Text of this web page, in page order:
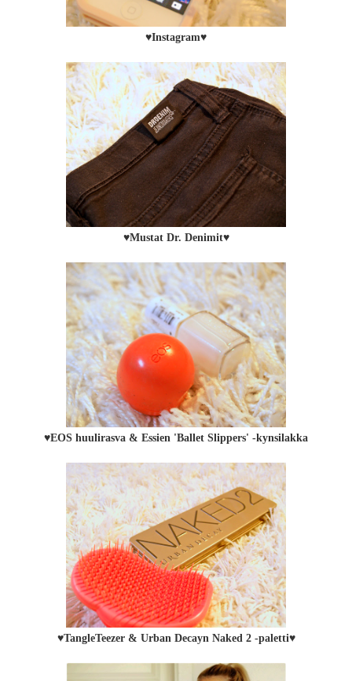
♥Instagram♥
♥Mustat Dr. Denimit♥
♥EOS huulirasva & Essien 'Ballet Slippers' -kynsilakka
♥TangleTeezer & Urban Decayn Naked 2 -paletti♥